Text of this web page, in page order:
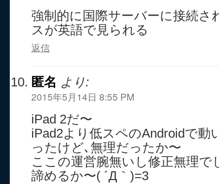
強制的に国際サーバーに接続さ
スが英語で見られる
返信
匿名 より:
2015年5月14日 8:55 PM
iPad 2だ〜
iPad2より低スペのAndroidで動
ったけど､無理だったか〜
ここの運営腕無いし修正無理で
諦めるか〜( ´Д｀)=3